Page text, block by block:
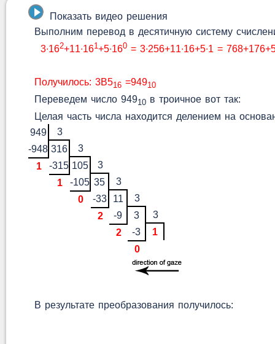
Показать видео решения
Выполним перевод в десятичную систему
3∙162+11∙161+5∙160 = 3∙256+11∙16+5∙1 =
Получилось: 3B516 =94910
Переведем число 94910 в троичное вот так:
Целая часть числа находится делением на
949
3
-948 316
3
1
-315 105
3
1
-105 35
3
0
-33 11
3
2
-9 3
3
2
-3
1
0
В результате преобразования получилось: